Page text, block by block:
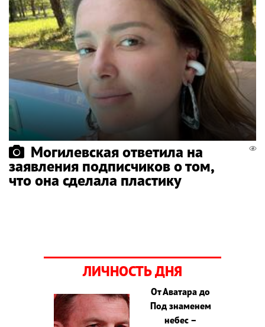
Могилевская ответила на
заявления подписчиков о том,
что она сделала пластику
ЛИЧНОСТЬ ДНЯ
От Аватара до
Под знаменем
небес –